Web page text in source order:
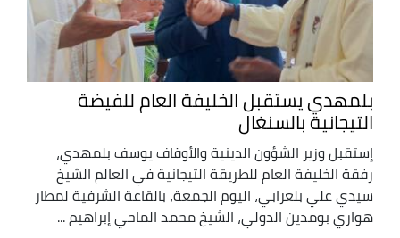
بلمهدي يستقبل الخليفة العام للفيضة
التيجانية بالسنغال
إستقبل وزير الشؤون الدينية والأوقاف يوسف بلمهدي،
رفقة الخليفة العام للطريقة التيجانية في العالم الشيخ
سيدي علي بلعرابي، اليوم الجمعة، بالقاعة الشرفية لمطار
هواري بومدين الدولي، الشيخ محمد الماحي إبراهيم ...